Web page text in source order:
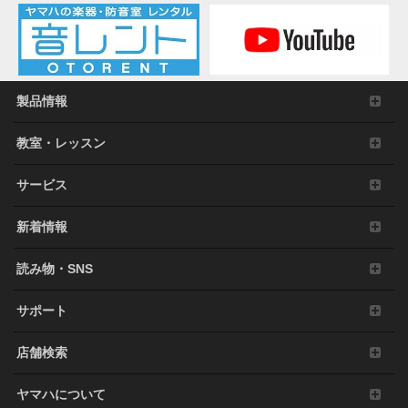
製品情報
教室・レッスン
サービス
新着情報
読み物・SNS
サポート
店舗検索
ヤマハについて